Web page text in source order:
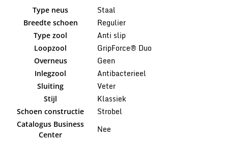
Type neus Staal
Breedte schoen Regulier
Type zool Anti slip
Loopzool GripForce® Duo
Overneus Geen
Inlegzool Antibacterieel
Sluiting Veter
Stijl Klassiek
Schoen constructie Strobel
Catalogus Business
Center
Nee